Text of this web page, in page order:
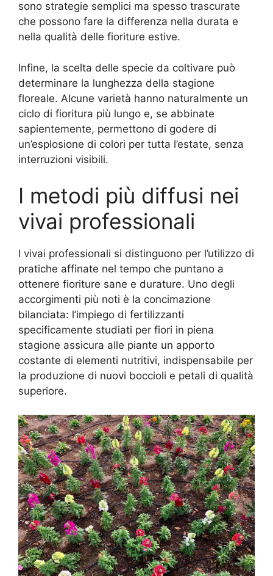
sono strategie semplici ma spesso trascurate
che possono fare la differenza nella durata e
nella qualità delle fioriture estive.
Infine, la scelta delle specie da coltivare può
determinare la lunghezza della stagione
floreale. Alcune varietà hanno naturalmente un
ciclo di fioritura più lungo e, se abbinate
sapientemente, permettono di godere di
un’esplosione di colori per tutta l’estate, senza
interruzioni visibili.
I metodi più diffusi nei
vivai professionali
I vivai professionali si distinguono per l’utilizzo di
pratiche affinate nel tempo che puntano a
ottenere fioriture sane e durature. Uno degli
accorgimenti più noti è la concimazione
bilanciata: l’impiego di fertilizzanti
specificamente studiati per fiori in piena
stagione assicura alle piante un apporto
costante di elementi nutritivi, indispensabile per
la produzione di nuovi boccioli e petali di qualità
superiore.